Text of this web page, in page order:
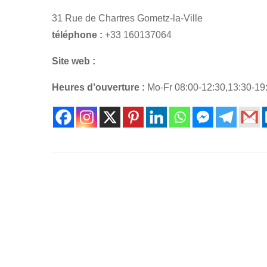
31 Rue de Chartres Gometz-la-Ville
téléphone : +33 160137064
Site web :
Heures d’ouverture : Mo-Fr 08:00-12:30,13:30-